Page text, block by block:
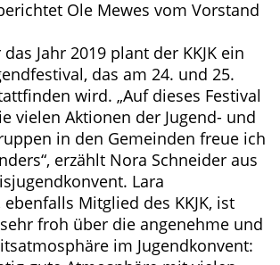
Ole Mewes vom Vorstand
Jahr 2019 plant der KKJK ein
das am 24. und 25.
wird. „Auf dieses Festival
vielen Aktionen der Jugend- und
in den Gemeinden freue ich
erzählt Nora Schneider aus
Lara
Mitglied des KKJK, ist
froh über die angenehme und
im Jugendkonvent: